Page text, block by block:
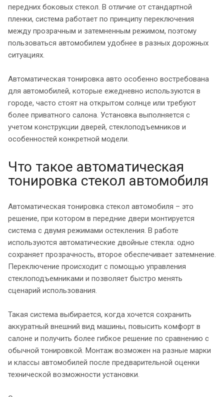
передних боковых стекол. В отличие от стандартной
пленки, система работает по принципу переключения
между прозрачным и затемненным режимом, поэтому
пользоваться автомобилем удобнее в разных дорожных
ситуациях.
Автоматическая тонировка авто особенно востребована
для автомобилей, которые ежедневно используются в
городе, часто стоят на открытом солнце или требуют
более приватного салона. Установка выполняется с
учетом конструкции дверей, стеклоподъемников и
особенностей конкретной модели.
Что такое автоматическая
тонировка стекол автомобиля
Автоматическая тонировка стекол автомобиля – это
решение, при котором в передние двери монтируется
система с двумя режимами остекления. В работе
используются автоматические двойные стекла: одно
сохраняет прозрачность, второе обеспечивает затемнение.
Переключение происходит с помощью управления
стеклоподъемниками и позволяет быстро менять
сценарий использования.
Такая система выбирается, когда хочется сохранить
аккуратный внешний вид машины, повысить комфорт в
салоне и получить более гибкое решение по сравнению с
обычной тонировкой. Монтаж возможен на разные марки
и классы автомобилей после предварительной оценки
технической возможности установки.